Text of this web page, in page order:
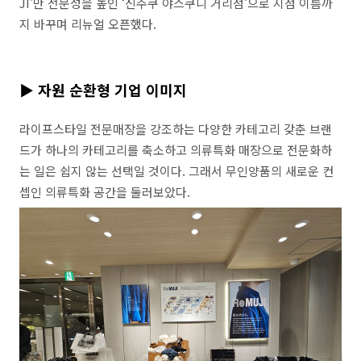
지 바꾸며 리뉴얼 오픈했다.
▶ 자원 순환형 기업 이미지
라이프스타일 전문매장을 강조하는 다양한 카테고리 갖춘 브랜
드가 하나의 카테고리를 축소하고 의류특화 매장으로 전문화하
는 일은 쉽지 않는 선택일 것이다. 그래서 무인양품의 새로운 컨
셉인 의류특화 공간을 둘러보았다.